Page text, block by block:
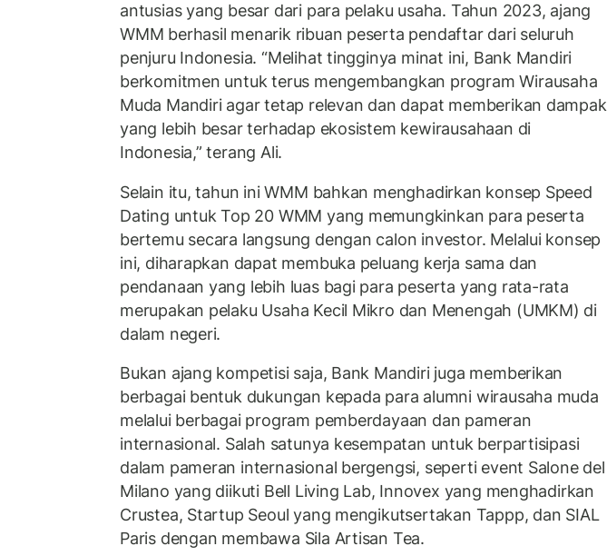
antusias yang besar dari para pelaku usaha. Tahun 2023, ajang
WMM berhasil menarik ribuan peserta pendaftar dari seluruh
penjuru Indonesia. “Melihat tingginya minat ini, Bank Mandiri
berkomitmen untuk terus mengembangkan program Wirausaha
Muda Mandiri agar tetap relevan dan dapat memberikan dampak
yang lebih besar terhadap ekosistem kewirausahaan di
Indonesia,” terang Ali.
Selain itu, tahun ini WMM bahkan menghadirkan konsep Speed
Dating untuk Top 20 WMM yang memungkinkan para peserta
bertemu secara langsung dengan calon investor. Melalui konsep
ini, diharapkan dapat membuka peluang kerja sama dan
pendanaan yang lebih luas bagi para peserta yang rata-rata
merupakan pelaku Usaha Kecil Mikro dan Menengah (UMKM) di
dalam negeri.
Bukan ajang kompetisi saja, Bank Mandiri juga memberikan
berbagai bentuk dukungan kepada para alumni wirausaha muda
melalui berbagai program pemberdayaan dan pameran
internasional. Salah satunya kesempatan untuk berpartisipasi
dalam pameran internasional bergengsi, seperti event Salone del
Milano yang diikuti Bell Living Lab, Innovex yang menghadirkan
Crustea, Startup Seoul yang mengikutsertakan Tappp, dan SIAL
Paris dengan membawa Sila Artisan Tea.